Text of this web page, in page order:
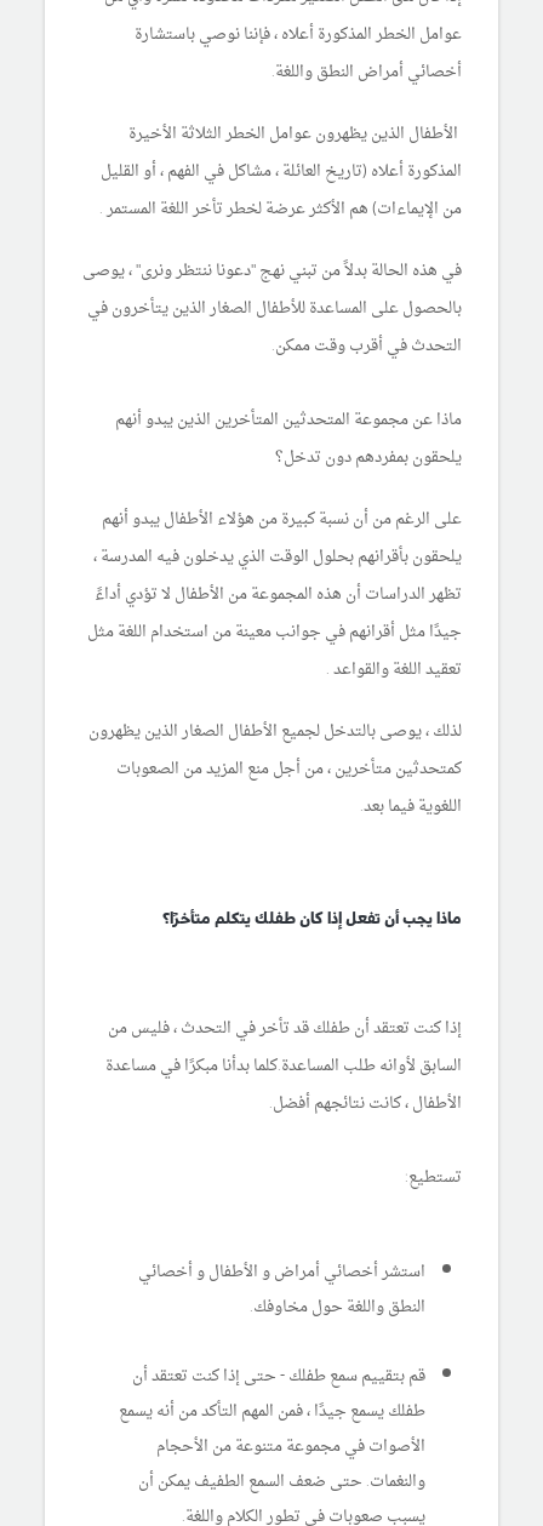
عوامل الخطر المذكورة أعلاه ، فإننا نوصي باستشارة
أخصائي أمراض النطق واللغة.
الأطفال الذين يظهرون عوامل الخطر الثلاثة الأخيرة
المذكورة أعلاه (تاريخ العائلة ، مشاكل في الفهم ، أو القليل
من الإيماءات) هم الأكثر عرضة لخطر تأخر اللغة المستمر .
في هذه الحالة بدلاً من تبني نهج "دعونا ننتظر ونرى" ، يوصى
بالحصول على المساعدة للأطفال الصغار الذين يتأخرون في
التحدث في أقرب وقت ممكن.
ماذا عن مجموعة المتحدثين المتأخرين الذين يبدو أنهم
يلحقون بمفردهم دون تدخل؟
على الرغم من أن نسبة كبيرة من هؤلاء الأطفال يبدو أنهم
يلحقون بأقرانهم بحلول الوقت الذي يدخلون فيه المدرسة ،
تظهر الدراسات أن هذه المجموعة من الأطفال لا تؤدي أداءً
جيدًا مثل أقرانهم في جوانب معينة من استخدام اللغة مثل
تعقيد اللغة والقواعد .
لذلك ، يوصى بالتدخل لجميع الأطفال الصغار الذين يظهرون
كمتحدثين متأخرين ، من أجل منع المزيد من الصعوبات
اللغوية فيما بعد.
ماذا يجب أن تفعل إذا كان طفلك يتكلم متأخرًا؟
إذا كنت تعتقد أن طفلك قد تأخر في التحدث ، فليس من
السابق لأوانه طلب المساعدة.كلما بدأنا مبكرًا في مساعدة
الأطفال ، كانت نتائجهم أفضل.
تستطيع:
استشر أخصائي أمراض و الأطفال و أخصائي
النطق واللغة حول مخاوفك.
قم بتقييم سمع طفلك - حتى إذا كنت تعتقد أن
طفلك يسمع جيدًا ، فمن المهم التأكد من أنه يسمع
الأصوات في مجموعة متنوعة من الأحجام
والنغمات. حتى ضعف السمع الطفيف يمكن أن
يسبب صعوبات في تطور الكلام واللغة.